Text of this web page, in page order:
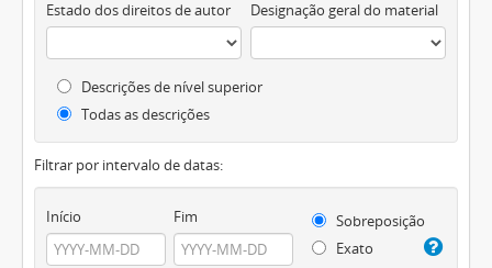
Estado dos direitos de autor Designação geral do material
Descrições de nível superior
Todas as descrições
Filtrar por intervalo de datas:
Início Fim
Sobreposição
Exato